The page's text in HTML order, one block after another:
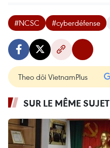
#NCSC #cyberdéfense
Theo dõi VietnamPlus
SUR LE MÊME SUJET